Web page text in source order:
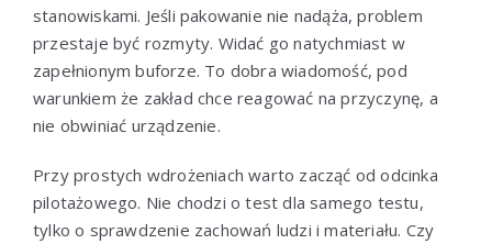
stanowiskami. Jeśli pakowanie nie nadąża, problem
przestaje być rozmyty. Widać go natychmiast w
zapełnionym buforze. To dobra wiadomość, pod
warunkiem że zakład chce reagować na przyczynę, a
nie obwiniać urządzenie.
Przy prostych wdrożeniach warto zacząć od odcinka
pilotażowego. Nie chodzi o test dla samego testu,
tylko o sprawdzenie zachowań ludzi i materiału. Czy